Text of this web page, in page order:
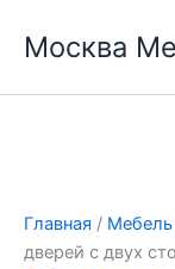
Москва
Главная / Мебель
дверей с двух